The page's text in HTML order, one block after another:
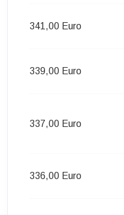
341,00 Euro
339,00 Euro
337,00 Euro
336,00 Euro